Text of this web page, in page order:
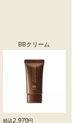
BBクリーム
税込2,970円